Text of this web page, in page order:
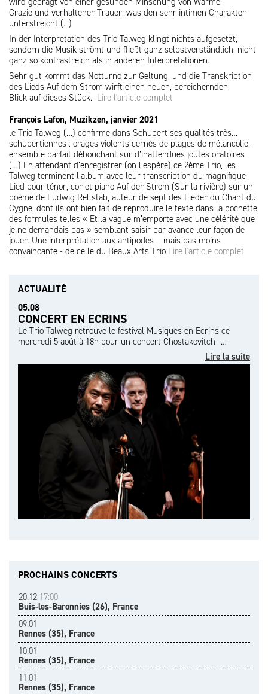
Grazie und verhaltener Trauer, was den sehr intimen Charakter
unterstreicht (...)
In der Interpretation des Trio Talweg klingt nichts aufgesetzt,
sondern die Musik strömt und fließt ganz selbstverständlich, nicht
ganz so kontrastreich als in anderen Interpretationen.
Sehr gut kommt das Notturno zur Geltung, und die Transkription
des Lieds Auf dem Strom wirft einen neuen, bereichernden
Blick auf dieses Stück. Lire l'article complet
François Lafon, Muzikzen, janvier 2021
le Trio Talweg (…) confirme dans Schubert ses qualités très…
schubertiennes : orages violents cernés de plages de mélancolie,
ensemble parfait débouchant sur d’inattendues joutes oratoires
(…) En attendant d’enregistrer (on l’espère) ce 2ème Trio, les
Talweg terminent l’album avec leur transcription du magnifique
Lied pour ténor, cor et piano Auf der Strom (Sur la rivière) sur un
poème de Ludwig Rellstab, auteur de sept des Lieder du Chant du
Cygne, dont ils ont bien fait de reproduire le texte dans la pochette,
des formules telles « Et la vague m’emporte avec une célérité que
je ne demandais pas » semblant saisir par avance leur façon de
jouer. Une interprétation aux antipodes – mais pas moins
convaincante - de celle du Beaux Arts Trio Lire l'article complet
ACTUALITÉ
05.08
CONCERT EN ECRINS
Le Trio Talweg retrouve le festival Musiques en Ecrins ce
mercredi 5 août à 18h pour un concert Chostakovitch -…
Lire la suite
PROCHAINS CONCERTS
20.12 17:00
Buis-les-Baronnies (26), France
09.01
Rennes (35), France
10.01
Rennes (35), France
11.01
Rennes (35), France